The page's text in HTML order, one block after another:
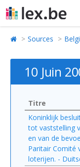
Sources
10 Juin
Titre
Koninklijk
tot vaststelling
en van de
Paritair Comité
loterijen. -